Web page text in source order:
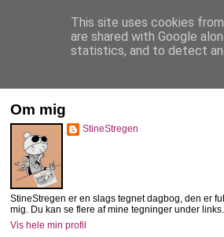
StineStregen
Om mig
StineStregen
StineStregen er en slags tegnet dagbog, den er
mig. Du kan se flere af mine tegninger under links.
Vis hele min profil
This site uses cookies
are shared with Google
statistics, and to detect